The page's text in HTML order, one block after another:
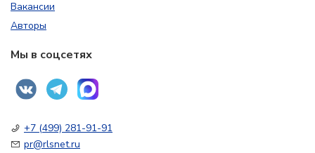
Вакансии
Авторы
Мы в соцсетях
+7 (499) 281-91-91
pr@rlsnet.ru